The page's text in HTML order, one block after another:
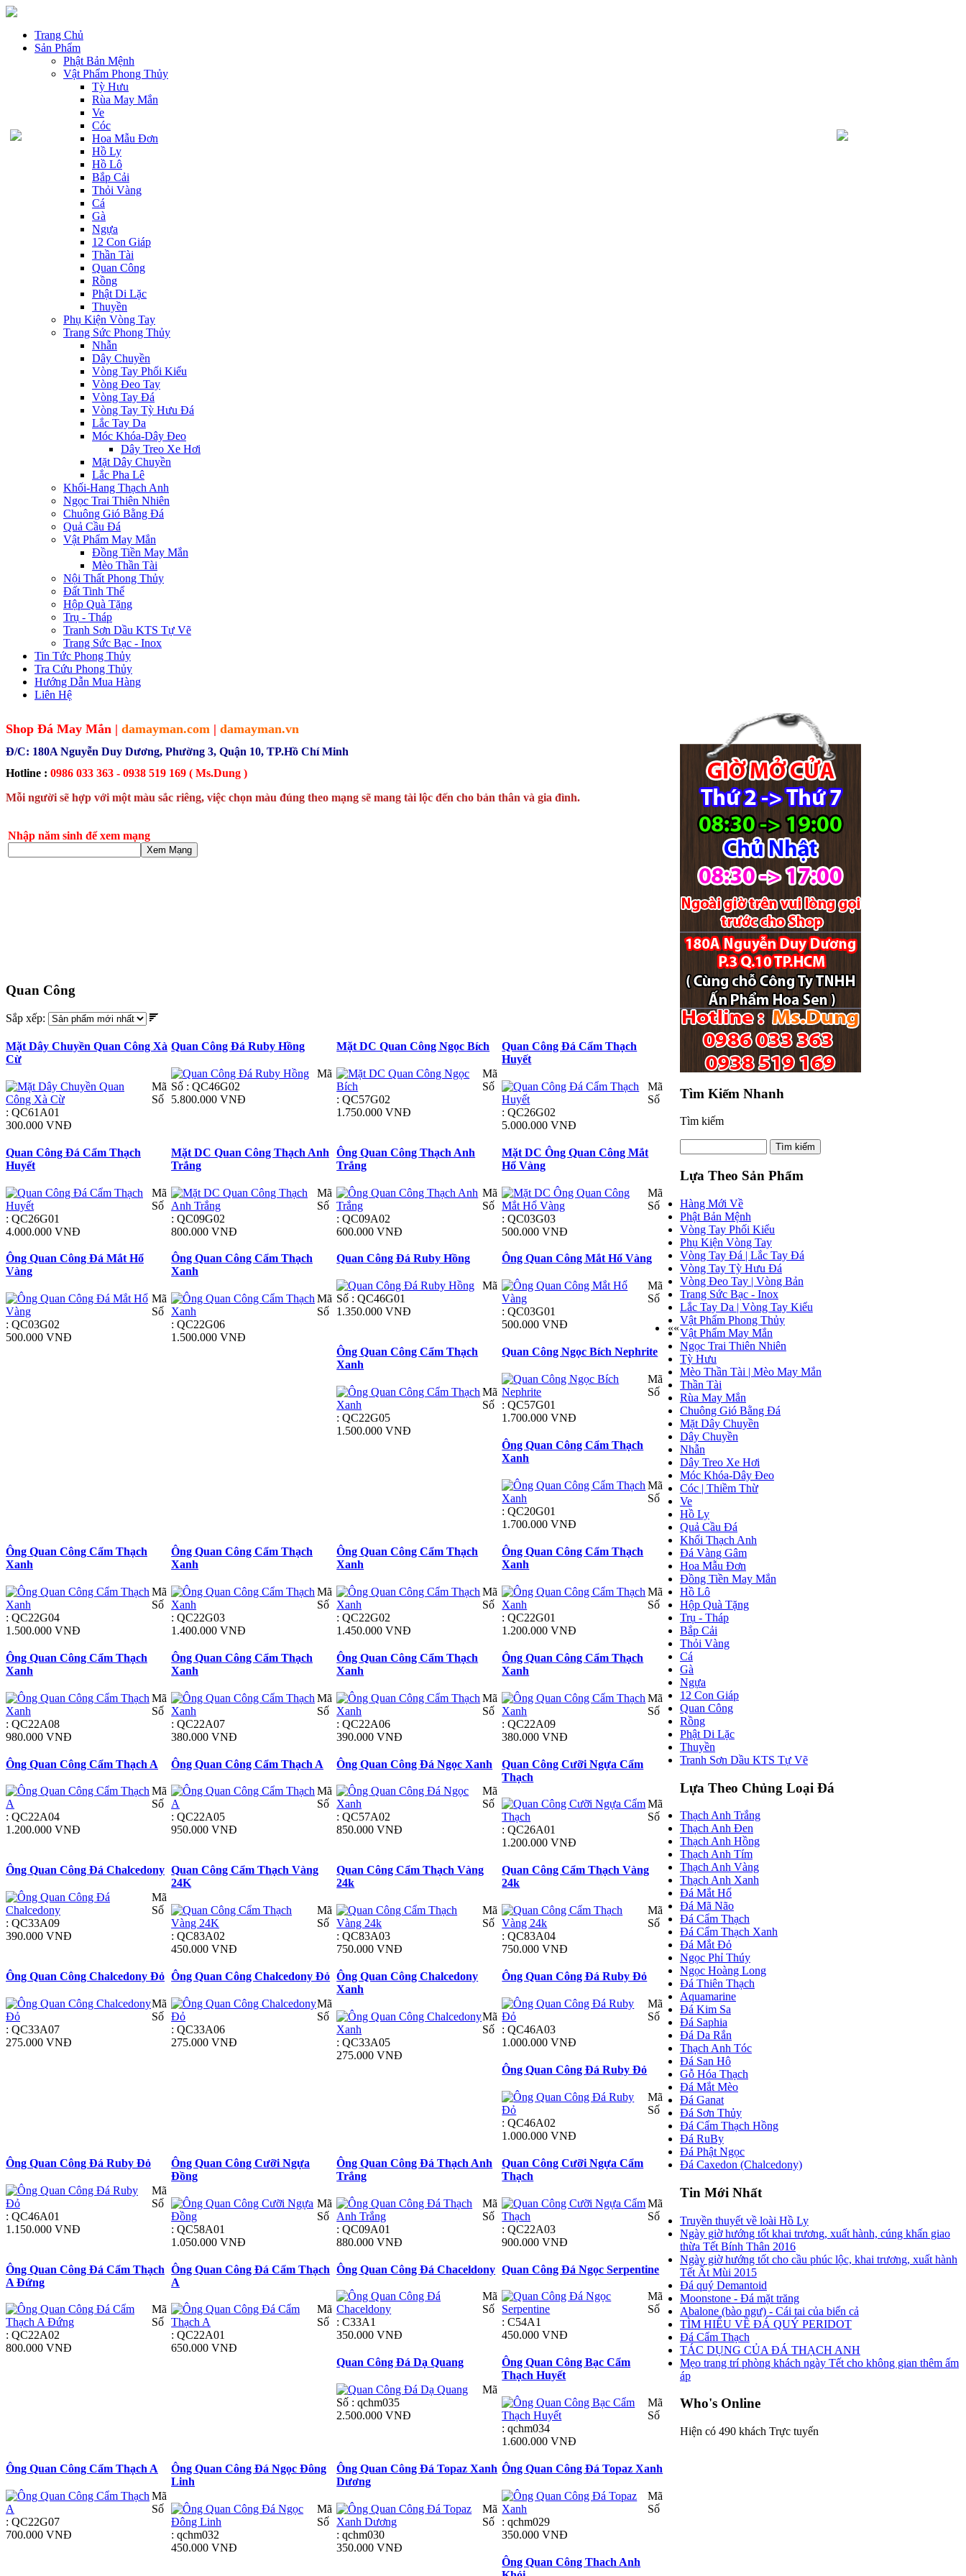
Trang Chủ
Sản Phẩm
Phật Bản Mệnh
Vật Phẩm Phong Thủy
Tỳ Hưu
Rùa May Mắn
Ve
Cóc
Hoa Mẫu Đơn
Hồ Ly
Hồ Lô
Bắp Cải
Thỏi Vàng
Cá
Gà
Ngựa
12 Con Giáp
Thần Tài
Quan Công
Rồng
Phật Di Lặc
Thuyền
Phụ Kiện Vòng Tay
Trang Sức Phong Thủy
Nhẫn
Dây Chuyền
Vòng Tay Phối Kiểu
Vòng Đeo Tay
Vòng Tay Đá
Vòng Tay Tỳ Hưu Đá
Lắc Tay Da
Móc Khóa-Dây Đeo
Dây Treo Xe Hơi
Mặt Dây Chuyền
Lắc Pha Lê
Khối-Hang Thạch Anh
Ngọc Trai Thiên Nhiên
Chuông Gió Bằng Đá
Quả Cầu Đá
Vật Phẩm May Mắn
Đồng Tiền May Mắn
Mèo Thần Tài
Nội Thất Phong Thủy
Đất Tinh Thể
Hộp Quà Tặng
Trụ - Tháp
Tranh Sơn Dầu KTS Tự Vẽ
Trang Sức Bạc - Inox
Tin Tức Phong Thủy
Tra Cứu Phong Thủy
Hướng Dẫn Mua Hàng
Liên Hệ
Shop Đá May Mắn | damayman.com | damayman.vn
Đ/C: 180A Nguyễn Duy Dương, Phường 3, Quận 10, TP.Hồ Chí Minh
Hotline : 0986 033 363 - 0938 519 169 ( Ms.Dung )
Mỗi người sẽ hợp với một màu sắc riêng, việc chọn màu đúng theo mạng sẽ mang tài lộc đến cho bản thân và gia đình.
Nhập năm sinh để xem mạng
Xem Mạng
Quan Công
Sắp xếp:
Mặt Dây Chuyền Quan Công Xà
Cừ
Mã
Số
: QC61A01
300.000 VNĐ
Quan Công Đá Ruby Hồng
Mã
Số : QC46G02
5.800.000 VNĐ
Mặt DC Quan Công Ngọc Bích
Mã
Số
: QC57G02
1.750.000 VNĐ
Quan Công Đá Cẩm Thạch
Huyết
Mã
Số
: QC26G02
5.000.000 VNĐ
Quan Công Đá Cẩm Thạch
Huyết
Mã
Số
: QC26G01
4.000.000 VNĐ
Mặt DC Quan Công Thạch Anh
Trắng
Mã
Số
: QC09G02
800.000 VNĐ
Ông Quan Công Thạch Anh
Trắng
Mã
Số
: QC09A02
600.000 VNĐ
Mặt DC Ông Quan Công Mắt
Hổ Vàng
Mã
Số
: QC03G03
500.000 VNĐ
Ông Quan Công Đá Mắt Hổ
Vàng
Mã
Số
: QC03G02
500.000 VNĐ
Ông Quan Công Cẩm Thạch
Xanh
Mã
Số
: QC22G06
1.500.000 VNĐ
Quan Công Đá Ruby Hồng
Mã
Số : QC46G01
1.350.000 VNĐ
Ông Quan Công Mắt Hổ Vàng
Mã
Số
: QC03G01
500.000 VNĐ
Ông Quan Công Cẩm Thạch
Xanh
Mã
Số
: QC22G05
1.500.000 VNĐ
Quan Công Ngọc Bích Nephrite
Mã
Số
: QC57G01
1.700.000 VNĐ
Ông Quan Công Cẩm Thạch
Xanh
Mã
Số
: QC20G01
1.700.000 VNĐ
Ông Quan Công Cẩm Thạch
Xanh
Mã
Số
: QC22G04
1.500.000 VNĐ
Ông Quan Công Cẩm Thạch
Xanh
Mã
Số
: QC22G03
1.400.000 VNĐ
Ông Quan Công Cẩm Thạch
Xanh
Mã
Số
: QC22G02
1.450.000 VNĐ
Ông Quan Công Cẩm Thạch
Xanh
Mã
Số
: QC22G01
1.200.000 VNĐ
Ông Quan Công Cẩm Thạch
Xanh
Mã
Số
: QC22A08
980.000 VNĐ
Ông Quan Công Cẩm Thạch
Xanh
Mã
Số
: QC22A07
380.000 VNĐ
Ông Quan Công Cẩm Thạch
Xanh
Mã
Số
: QC22A06
390.000 VNĐ
Ông Quan Công Cẩm Thạch
Xanh
Mã
Số
: QC22A09
380.000 VNĐ
Ông Quan Công Cẩm Thạch A
Mã
Số
: QC22A04
1.200.000 VNĐ
Ông Quan Công Cẩm Thạch A
Mã
Số
: QC22A05
950.000 VNĐ
Ông Quan Công Đá Ngọc Xanh
Mã
Số
: QC57A02
850.000 VNĐ
Quan Công Cưỡi Ngựa Cẩm
Thạch
Mã
Số
: QC26A01
1.200.000 VNĐ
Ông Quan Công Đá Chalcedony
Mã
Số
: QC33A09
390.000 VNĐ
Quan Công Cẩm Thạch Vàng
24K
Mã
Số
: QC83A02
450.000 VNĐ
Quan Công Cẩm Thạch Vàng
24k
Mã
Số
: QC83A03
750.000 VNĐ
Quan Công Cẩm Thạch Vàng
24k
Mã
Số
: QC83A04
750.000 VNĐ
Ông Quan Công Chalcedony Đỏ
Mã
Số
: QC33A07
275.000 VNĐ
Ông Quan Công Chalcedony Đỏ
Mã
Số
: QC33A06
275.000 VNĐ
Ông Quan Công Chalcedony
Xanh
Mã
Số
: QC33A05
275.000 VNĐ
Ông Quan Công Đá Ruby Đỏ
Mã
Số
: QC46A03
1.000.000 VNĐ
Ông Quan Công Đá Ruby Đỏ
Mã
Số
: QC46A02
1.000.000 VNĐ
Ông Quan Công Đá Ruby Đỏ
Mã
Số
: QC46A01
1.150.000 VNĐ
Ông Quan Công Cưỡi Ngựa
Đồng
Mã
Số
: QC58A01
1.050.000 VNĐ
Ông Quan Công Đá Thạch Anh
Trắng
Mã
Số
: QC09A01
880.000 VNĐ
Quan Công Cưỡi Ngựa Cẩm
Thạch
Mã
Số
: QC22A03
900.000 VNĐ
Ông Quan Công Đá Cẩm Thạch
A Đứng
Mã
Số
: QC22A02
800.000 VNĐ
Ông Quan Công Đá Cẩm Thạch
A
Mã
Số
: QC22A01
650.000 VNĐ
Ông Quan Công Đá Chaceldony
Mã
Số
: C33A1
350.000 VNĐ
Quan Công Đá Ngọc Serpentine
Mã
Số
: C54A1
450.000 VNĐ
Quan Công Đá Dạ Quang
Mã
Số : qchm035
2.500.000 VNĐ
Ông Quan Công Bạc Cẩm
Thạch Huyết
Mã
Số
: qchm034
1.600.000 VNĐ
Ông Quan Công Cẩm Thạch A
Mã
Số
: QC22G07
700.000 VNĐ
Ông Quan Công Đá Ngọc Đông
Linh
Mã
Số
: qchm032
450.000 VNĐ
Ông Quan Công Đá Topaz Xanh
Dương
Mã
Số
: qchm030
350.000 VNĐ
Ông Quan Công Đá Topaz Xanh
Mã
Số
: qchm029
350.000 VNĐ
Ông Quan Công Thach Anh
««
Tìm Kiếm Nhanh
Tìm kiếm
Lựa Theo Sản Phẩm
Hàng Mới Về
Phật Bản Mệnh
Vòng Tay Phối Kiểu
Phụ Kiện Vòng Tay
Vòng Tay Đá | Lắc Tay Đá
Vòng Tay Tỳ Hưu Đá
Vòng Đeo Tay | Vòng Bản
Trang Sức Bạc - Inox
Lắc Tay Da | Vòng Tay Kiểu
Vật Phẩm Phong Thủy
Vật Phẩm May Mắn
Ngọc Trai Thiên Nhiên
Tỳ Hưu
Mèo Thần Tài | Mèo May Mắn
Thần Tài
Rùa May Mắn
Chuông Gió Bằng Đá
Mặt Dây Chuyền
Dây Chuyền
Nhẫn
Dây Treo Xe Hơi
Móc Khóa-Dây Đeo
Cóc | Thiềm Thừ
Ve
Hồ Ly
Quả Cầu Đá
Khối Thạch Anh
Đá Vàng Gâm
Hoa Mẫu Đơn
Đồng Tiền May Mắn
Hồ Lô
Hộp Quà Tặng
Trụ - Tháp
Bắp Cải
Thỏi Vàng
Cá
Gà
Ngựa
12 Con Giáp
Quan Công
Rồng
Phật Di Lặc
Thuyền
Tranh Sơn Dầu KTS Tự Vẽ
Lựa Theo Chủng Loại Đá
Thạch Anh Trắng
Thạch Anh Đen
Thạch Anh Hồng
Thạch Anh Tím
Thạch Anh Vàng
Thạch Anh Xanh
Đá Mắt Hổ
Đá Mã Não
Đá Cẩm Thạch
Đá Cẩm Thạch Xanh
Đá Mắt Đỏ
Ngọc Phỉ Thúy
Ngọc Hoàng Long
Đá Thiên Thạch
Aquamarine
Đá Kim Sa
Đá Saphia
Đá Da Rắn
Thạch Anh Tóc
Đá San Hô
Gỗ Hóa Thạch
Đá Mắt Mèo
Đá Ganat
Đá Sơn Thủy
Đá Cẩm Thạch Hồng
Đá RuBy
Đá Phật Ngọc
Đá Caxedon (Chalcedony)
Tin Mới Nhất
Truyền thuyết về loài Hồ Ly
Ngày giờ hướng tốt khai trương, xuất hành, cúng khấn giao
thừa Tết Bính Thân 2016
Ngày giờ hướng tốt cho cầu phúc lộc, khai trương, xuất hành
Tết Ất Mùi 2015
Đá quý Demantoid
Moonstone - Đá mặt trăng
Abalone (bào ngư) - Cái tai của biển cả
TÌM HIỂU VỀ ĐÁ QUÝ PERIDOT
Đá Cẩm Thạch
TÁC DỤNG CỦA ĐÁ THẠCH ANH
Mẹo trang trí phòng khách ngày Tết cho không gian thêm ấm
áp
Who's Online
Hiện có 490 khách Trực tuyến